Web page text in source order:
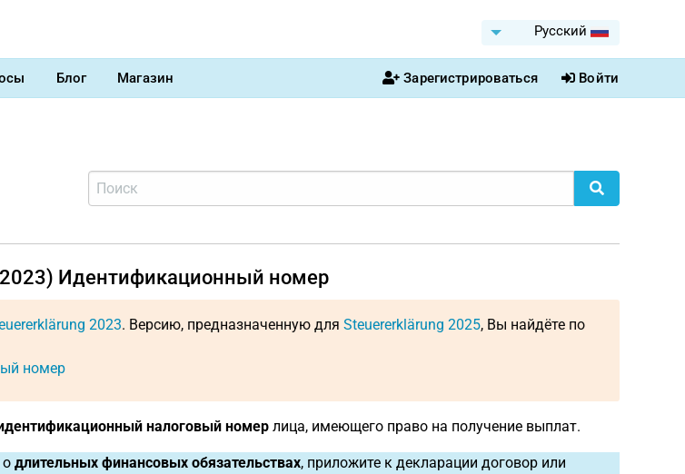
Pусский
Блог Магазин Зарегистрироваться Войти
Идентификационный номер
2023. Версию, предназначенную для Steuererklärung 2025, Вы найдёте по
номер
налоговый номерлица, имеющего право на получение выплат.
о длительных финансовых обязательствах, приложите к декларации договор или